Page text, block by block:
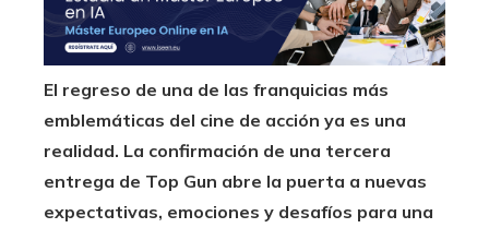
El regreso de una de las franquicias más
emblemáticas del cine de acción ya es una
realidad. La confirmación de una tercera
entrega de Top Gun abre la puerta a nuevas
expectativas, emociones y desafíos para una